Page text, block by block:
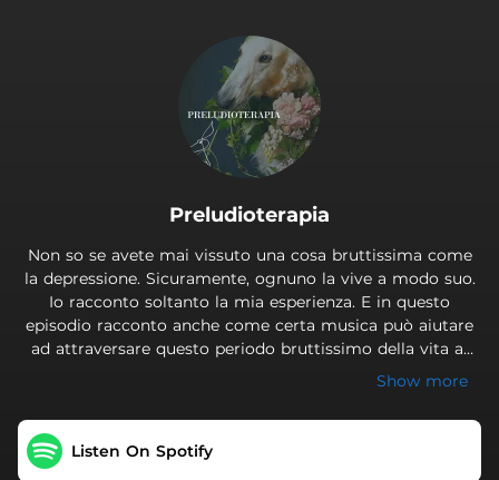
Preludioterapia
Non so se avete mai vissuto una cosa bruttissima come
la depressione. Sicuramente, ognuno la vive a modo suo.
Io racconto soltanto la mia esperienza. E in questo
episodio racconto anche come certa musica può aiutare
ad attraversare questo periodo bruttissimo della vita al
Op. 74: Prelude No. 4. Evgeny Zarafiants. 2000. Alexander
Scriabin. Op. 22: Prelude No. 1 in G-Sharp Minor. Evgeny
Zarafiants. 2000. Alexander Scriabin. Op. 9: Prelude No. 1
Show more
Listen On Spotify